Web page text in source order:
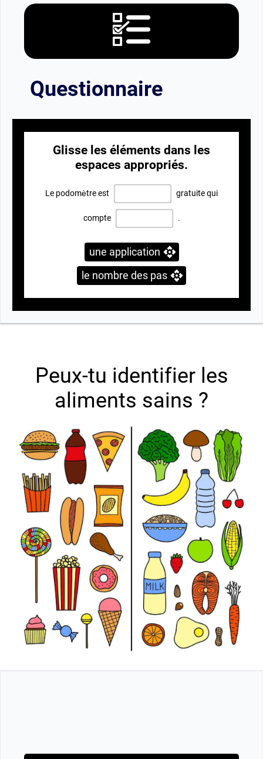
Questionnaire
Glisse les éléments dans les
espaces appropriés.
Le podomètre est gratuite qui
compte .
une application
le nombre des pas
Peux-tu identifier les
aliments sains ?